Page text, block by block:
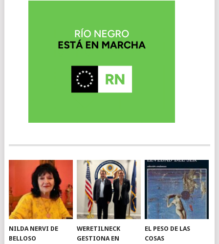
NILDA NERVI DE
BELLOSO
WERETILNECK
GESTIONA EN
EL PESO DE LAS
COSAS